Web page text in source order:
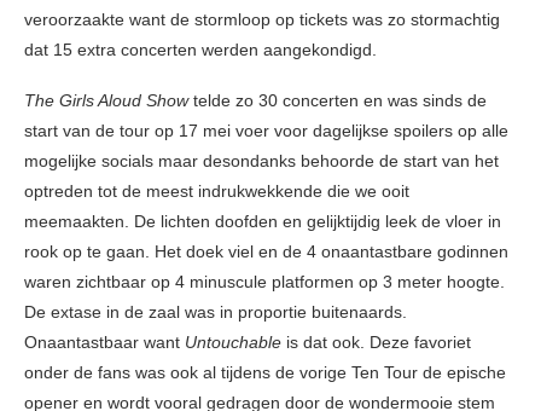
veroorzaakte want de stormloop op tickets was zo stormachtig
dat 15 extra concerten werden aangekondigd.
The Girls Aloud Showtelde zo 30 concerten en was sinds de
start van de tour op 17 mei voer voor dagelijkse spoilers op alle
mogelijke socials maar desondanks behoorde de start van het
optreden tot de meest indrukwekkende die we ooit
meemaakten. De lichten doofden en gelijktijdig leek de vloer in
rook op te gaan. Het doek viel en de 4 onaantastbare godinnen
waren zichtbaar op 4 minuscule platformen op 3 meter hoogte.
De extase in de zaal was in proportie buitenaards.
Onaantastbaar want Untouchable is dat ook. Deze favoriet
onder de fans was ook al tijdens de vorige Ten Tour de epische
opener en wordt vooral gedragen door de wondermooie stem